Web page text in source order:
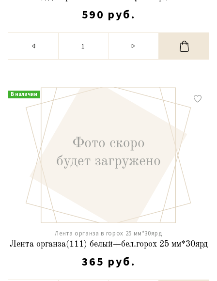
590 руб.
В наличии
Лента органза в горох 25 мм*30ярд
Лента органза(111) белый+бел.горох 25 мм*30ярд
365 руб.